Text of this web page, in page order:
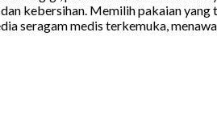
kebersihan. Memilih pakaian
seragam medis terkemuka,